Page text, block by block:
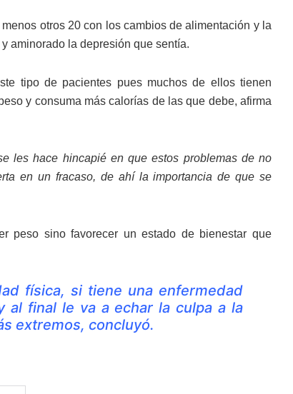
otros 20 con los cambios de alimentación y la
aminorado la depresión que sentía.
tipo de pacientes pues muchos de ellos tienen
y consuma más calorías de las que debe, afirma
les hace hincapié en que estos problemas de no
en un fracaso, de ahí la importancia de que se
peso sino favorecer un estado de bienestar que
física, si tiene una enfermedad
al final le va a echar la culpa a la
extremos, concluyó.